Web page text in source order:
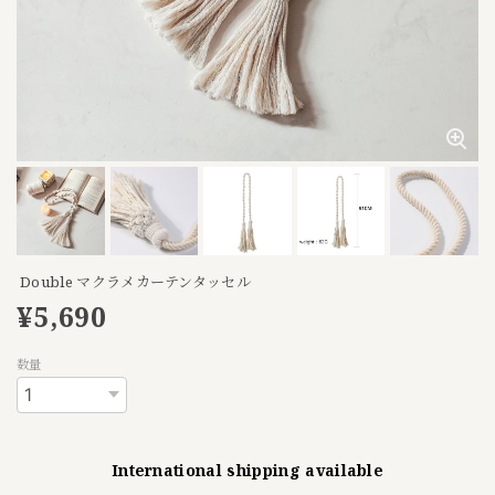
Double マクラメカーテンタッセル
¥5,690
数量
International shipping available